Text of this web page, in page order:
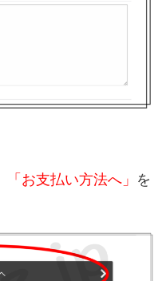
「お支払い方法へ」 を